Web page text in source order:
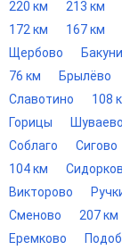
220 км
213 км
172 км
167 км
Щербово
76 км
Брылёво
Славотино
108
Горицы
Шуваево
Соблаго
Сигово
104 км
Викторово
Сменово
207 км
Еремково